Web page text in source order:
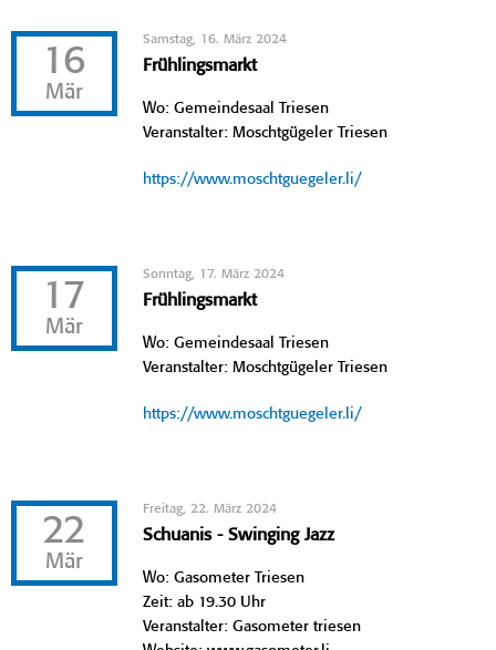
16
Mär
Samstag, 16. März 2024
Frühlingsmarkt
Wo: Gemeindesaal Triesen
Veranstalter: Moschtgügeler Triesen
https://www.moschtguegeler.li/
17
Mär
Sonntag, 17. März 2024
Frühlingsmarkt
Wo: Gemeindesaal Triesen
Veranstalter: Moschtgügeler Triesen
https://www.moschtguegeler.li/
22
Mär
Freitag, 22. März 2024
Schuanis - Swinging Jazz
Wo: Gasometer Triesen
Zeit: ab 19.30 Uhr
Veranstalter: Gasometer triesen